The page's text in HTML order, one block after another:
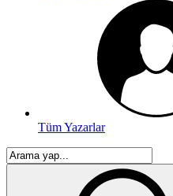
Tüm Yazarlar